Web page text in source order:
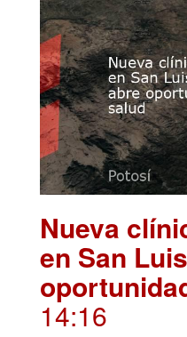
Nueva
en San
14:16